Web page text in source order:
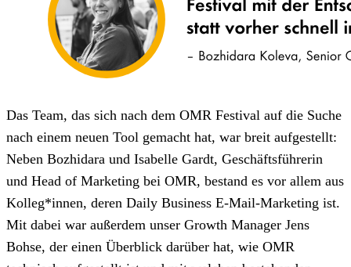
Das Team, das sich nach dem OMR Festival auf die Suche
nach einem neuen Tool gemacht hat, war breit aufgestellt:
Neben Bozhidara und Isabelle Gardt, Geschäftsführerin
und Head of Marketing bei OMR, bestand es vor allem aus
Kolleg*innen, deren Daily Business E-Mail-Marketing ist.
Mit dabei war außerdem unser Growth Manager Jens
Bohse, der einen Überblick darüber hat, wie OMR